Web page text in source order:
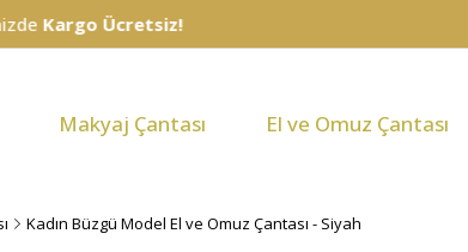
Makyaj Çantası El ve Omuz Çantası
Kadın Büzgü Model El ve Omuz Çantası - Siyah
Ücretsiz!